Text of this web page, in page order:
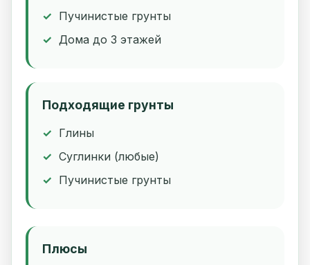
Пучинистые грунты
Дома до 3 этажей
Подходящие грунты
Глины
Суглинки (любые)
Пучинистые грунты
Плюсы